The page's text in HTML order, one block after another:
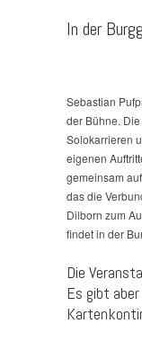
In der
Sebastian
der Bühne.
Solokarrieren
eigenen
gemeinsam
das die
Dilborn zum
findet in der
Die
Es gibt